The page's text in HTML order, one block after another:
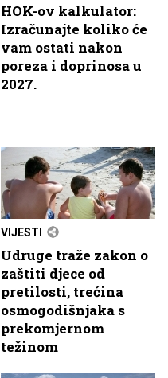
HOK-ov kalkulator:
Izračunajte koliko će
vam ostati nakon
poreza i doprinosa u
2027.
VIJESTI
Udruge traže zakon o
zaštiti djece od
pretilosti, trećina
osmogodišnjaka s
prekomjernom
težinom